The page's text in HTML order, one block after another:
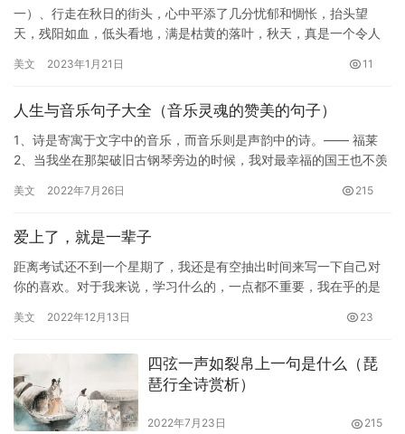
一）、行走在秋日的街头，心中平添了几分忧郁和惆怅，抬头望
天，残阳如血，低头看地，满是枯黄的落叶，秋天，真是一个令人
舞&h…
美文 2023年1月21日 11
人生与音乐句子大全（音乐灵魂的赞美的句子）
1、诗是寄寓于文字中的音乐，而音乐则是声韵中的诗。—— 福莱
2、当我坐在那架破旧古钢琴旁边的时候，我对最幸福的国王也不羡
美文 2022年7月26日 215
爱上了，就是一辈子
距离考试还不到一个星期了，我还是有空抽出时间来写一下自己对
你的喜欢。对于我来说，学习什么的，一点都不重要，我在乎的是
义的我…
美文 2022年12月13日 23
四弦一声如裂帛上一句是什么（琵
琶行全诗赏析）
2022年7月23日 215